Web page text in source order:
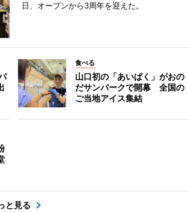
日、オープンから3周年を迎えた。
食べる
山口初の「あいぱく」がおの
だサンパークで開幕 全国の
ご当地アイス集結
と見る